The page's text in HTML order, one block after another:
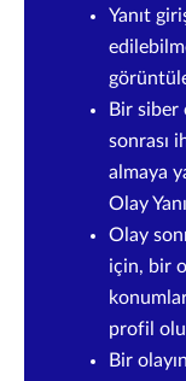
Yanıt
Bir siber
sonrası
almaya
Olay
Olay
için, bir
profil
Bir